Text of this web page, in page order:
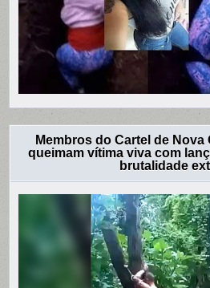
Membros do Cartel de
queimam vítima viva com
brutalidade